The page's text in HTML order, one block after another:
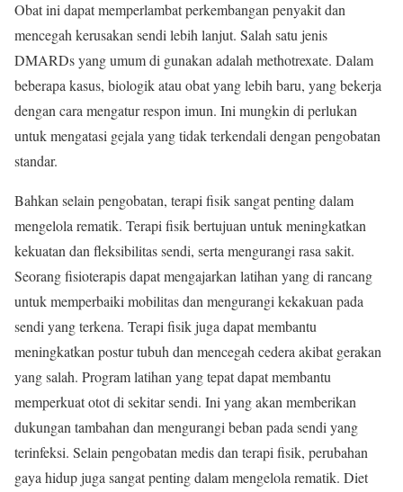
Obat ini dapat memperlambat perkembangan penyakit dan
mencegah kerusakan sendi lebih lanjut. Salah satu jenis
DMARDs yang umum di gunakan adalah methotrexate. Dalam
beberapa kasus, biologik atau obat yang lebih baru, yang bekerja
dengan cara mengatur respon imun. Ini mungkin di perlukan
untuk mengatasi gejala yang tidak terkendali dengan pengobatan
standar.
Bahkan selain pengobatan, terapi fisik sangat penting dalam
mengelola rematik. Terapi fisik bertujuan untuk meningkatkan
kekuatan dan fleksibilitas sendi, serta mengurangi rasa sakit.
Seorang fisioterapis dapat mengajarkan latihan yang di rancang
untuk memperbaiki mobilitas dan mengurangi kekakuan pada
sendi yang terkena. Terapi fisik juga dapat membantu
meningkatkan postur tubuh dan mencegah cedera akibat gerakan
yang salah. Program latihan yang tepat dapat membantu
memperkuat otot di sekitar sendi. Ini yang akan memberikan
dukungan tambahan dan mengurangi beban pada sendi yang
terinfeksi. Selain pengobatan medis dan terapi fisik, perubahan
gaya hidup juga sangat penting dalam mengelola rematik. Diet